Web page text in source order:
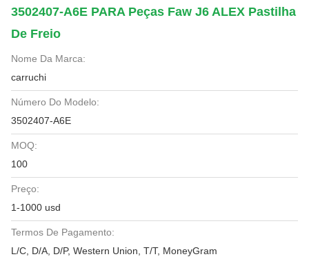
3502407-A6E PARA Peças Faw J6 ALEX Pastilha
De Freio
Nome Da Marca:
carruchi
Número Do Modelo:
3502407-A6E
MOQ:
100
Preço:
1-1000 usd
Termos De Pagamento:
L/C, D/A, D/P, Western Union, T/T, MoneyGram